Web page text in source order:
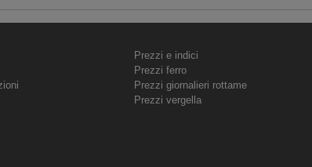
Prezzi e indici
Prezzi ferro
Prezzi giornalieri rottame
Prezzi vergella